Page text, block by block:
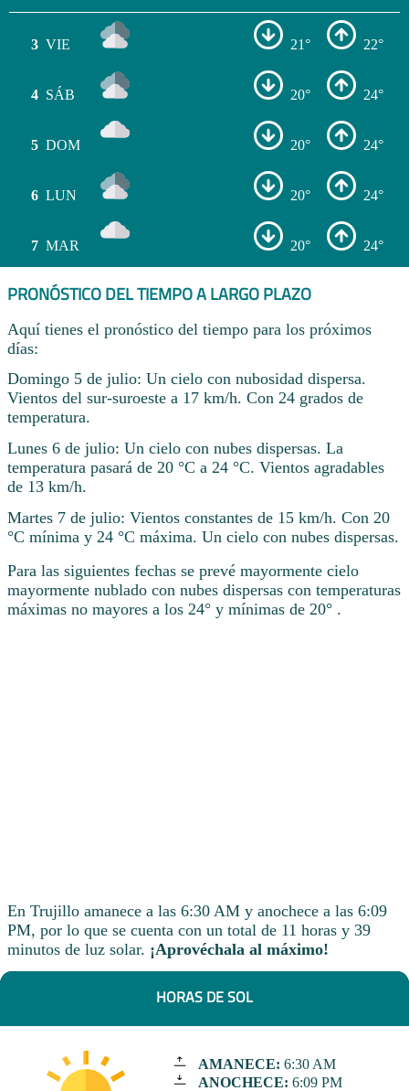
3 VIE 21° 22°
4 SÁB 20° 24°
5 DOM 20° 24°
6 LUN 20° 24°
7 MAR 20° 24°
PRONÓSTICO DEL TIEMPO A LARGO PLAZO
Aquí tienes el pronóstico del tiempo para los próximos
días:
Domingo 5 de julio: Un cielo con nubosidad dispersa.
Vientos del sur-suroeste a 17 km/h. Con 24 grados de
temperatura.
Lunes 6 de julio: Un cielo con nubes dispersas. La
temperatura pasará de 20 °C a 24 °C. Vientos agradables
de 13 km/h.
Martes 7 de julio: Vientos constantes de 15 km/h. Con 20
°C mínima y 24 °C máxima. Un cielo con nubes dispersas.
Para las siguientes fechas se prevé mayormente cielo
mayormente nublado con nubes dispersas con temperaturas
máximas no mayores a los 24° y mínimas de 20° .
En Trujillo amanece a las 6:30 AM y anochece a las 6:09
PM, por lo que se cuenta con un total de 11 horas y 39
minutos de luz solar. ¡Aprovéchala al máximo!
HORAS DE SOL
AMANECE: 6:30 AM
ANOCHECE: 6:09 PM